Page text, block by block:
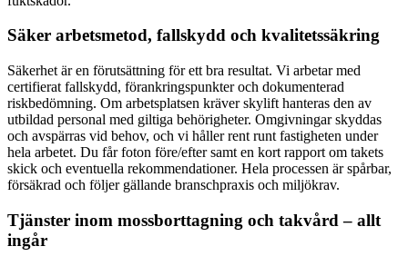
Säker arbetsmetod, fallskydd och kvalitetssäkring
Säkerhet är en förutsättning för ett bra resultat. Vi arbetar med
certifierat fallskydd, förankringspunkter och dokumenterad
riskbedömning. Om arbetsplatsen kräver skylift hanteras den av
utbildad personal med giltiga behörigheter. Omgivningar skyddas
och avspärras vid behov, och vi håller rent runt fastigheten under
hela arbetet. Du får foton före/efter samt en kort rapport om takets
skick och eventuella rekommendationer. Hela processen är spårbar,
försäkrad och följer gällande branschpraxis och miljökrav.
Tjänster inom mossborttagning och takvård – allt
ingår